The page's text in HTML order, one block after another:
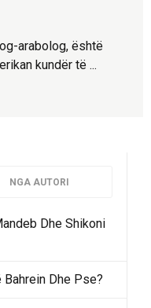
arabolog, është
kundër të ...
NGA AUTORI
Dhe Shikoni
Dhe Pse?